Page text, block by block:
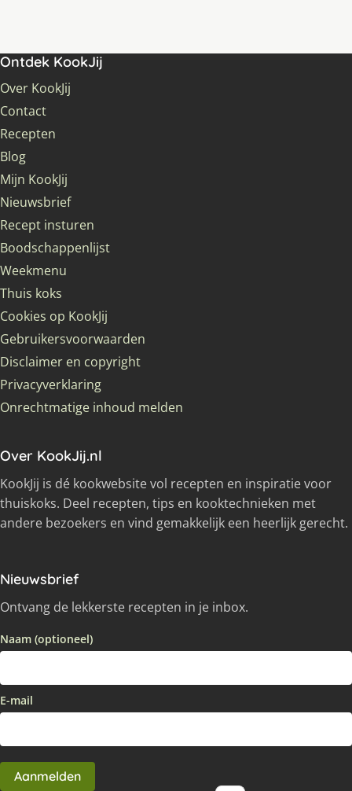
Ontdek KookJij
Over KookJij
Contact
Recepten
Blog
Mijn KookJij
Nieuwsbrief
Recept insturen
Boodschappenlijst
Weekmenu
Thuis koks
Cookies op KookJij
Gebruikersvoorwaarden
Disclaimer en copyright
Privacyverklaring
Onrechtmatige inhoud melden
Over KookJij.nl
KookJij is dé kookwebsite vol recepten en inspiratie voor
thuiskoks. Deel recepten, tips en kooktechnieken met
andere bezoekers en vind gemakkelijk een heerlijk gerecht.
Nieuwsbrief
Ontvang de lekkerste recepten in je inbox.
Naam (optioneel)
E-mail
Aanmelden